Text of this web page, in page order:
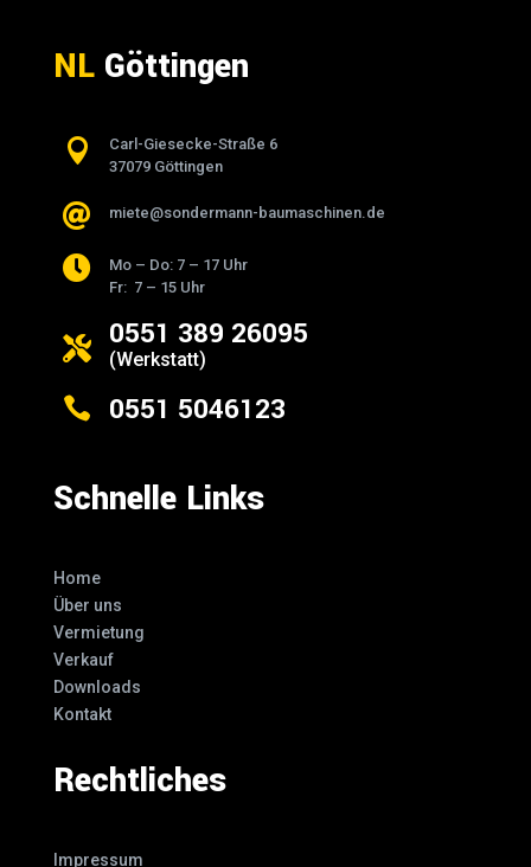
NLGöttingen

Carl-Giesecke-Straße 6
37079 Göttingen
 miete@sondermann-baumaschinen.de

Mo – Do: 7 – 17 Uhr
Fr: 7 – 15 Uhr
 0551 389 26095
(Werkstatt)
 0551 5046123
Schnelle Links
Home
Über uns
Vermietung
Verkauf
Downloads
Kontakt
Rechtliches
Impressum